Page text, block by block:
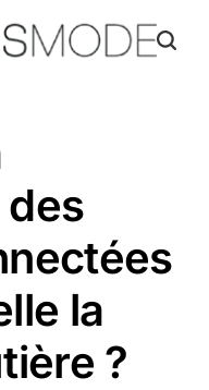
la
?